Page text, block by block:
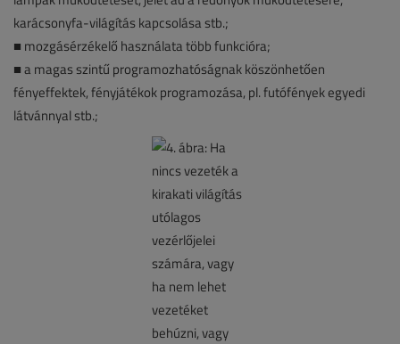
karácsonyfa-világítás kapcsolása stb.;
■ mozgásérzékelő használata több funkcióra;
■ a magas szintű programozhatóságnak köszönhetően
fényeffektek, fényjátékok programozása, pl. futófények egyedi
látvánnyal stb.;